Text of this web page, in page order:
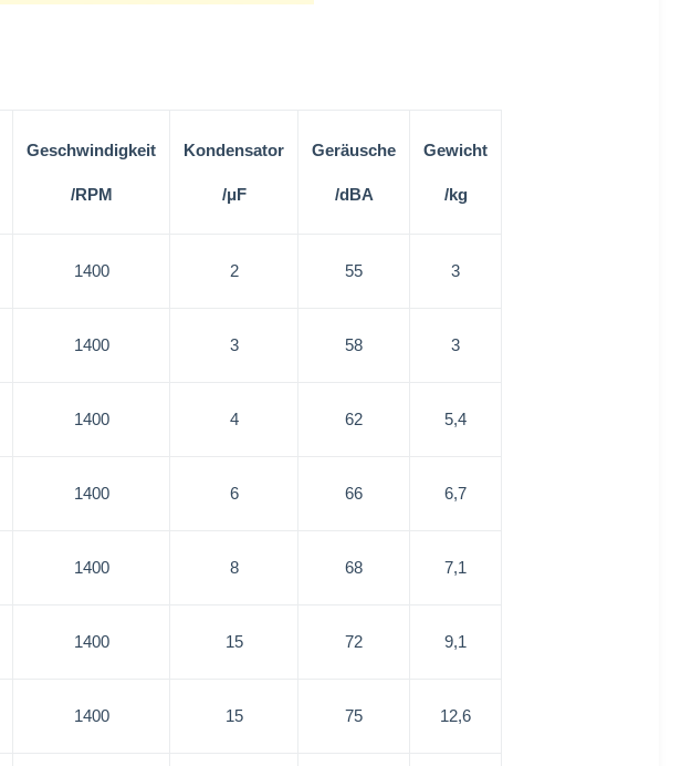
Geschwindigkeit
/RPM
Kondensator
/μF
Geräusche
/dBA
Gewicht
/kg
1400 2 55 3
1400 3 58 3
1400 4 62 5,4
1400 6 66 6,7
1400 8 68 7,1
1400 15 72 9,1
1400 15 75 12,6